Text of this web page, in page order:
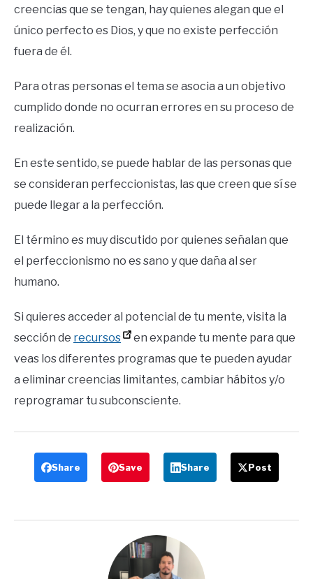
creencias que se tengan, hay quienes alegan que el
único perfecto es Dios, y que no existe perfección
fuera de él.
Para otras personas el tema se asocia a un objetivo
cumplido donde no ocurran errores en su proceso de
realización.
En este sentido, se puede hablar de las personas que
se consideran perfeccionistas, las que creen que sí se
puede llegar a la perfección.
El término es muy discutido por quienes señalan que
el perfeccionismo no es sano y que daña al ser
humano.
Si quieres acceder al potencial de tu mente, visita la
sección de recursos
en expande tu mente para que
veas los diferentes programas que te pueden ayudar
a eliminar creencias limitantes, cambiar hábitos y/o
reprogramar tu subconsciente.
Share Save Share Post